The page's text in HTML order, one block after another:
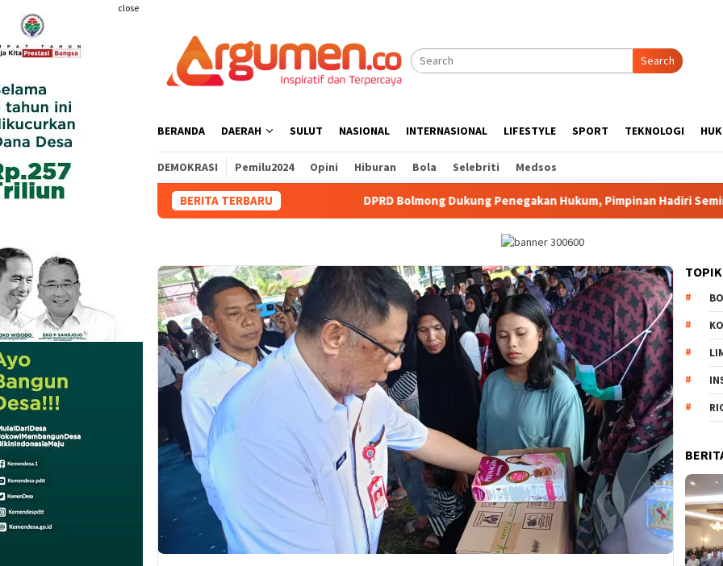
content
close
Search
BERANDA DAERAH SULUT NASIONAL INTERNASIONAL LIFESTYLE SPORT TEKNOLOGI
DEMOKRASI Pemilu2024 Opini Hiburan Bola Selebriti Medsos
BERITA TERBARU DPRD Bolmong Dukung Penegakan Hukum, Pimpinan Hadiri Seminar Kejari